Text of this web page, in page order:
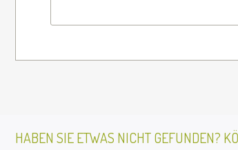
HABEN SIE ETWAS NICHT GEFUNDEN?